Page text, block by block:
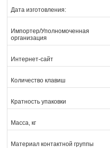
Дата изготовления:
Импортер/Уполномоченная
организация
Интернет-сайт
Количество клавиш
Кратность упаковки
Масса, кг
Материал контактной группы